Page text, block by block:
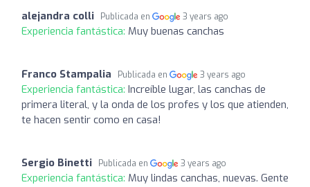
alejandra colli Publicada en 3 years ago
Experiencia fantástica: Muy buenas canchas
Franco Stampalia Publicada en 3 years ago
Experiencia fantástica: Increíble lugar, las canchas de
primera literal, y la onda de los profes y los que atienden,
te hacen sentir como en casa!
Sergio Binetti Publicada en 3 years ago
Experiencia fantástica: Muy lindas canchas, nuevas. Gente